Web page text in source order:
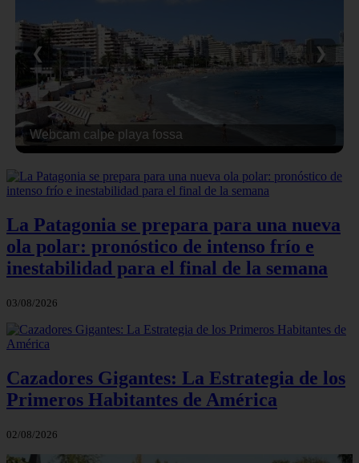
Webcam calpe playa fossa
❮ ❯
La Patagonia se prepara para una nueva
ola polar: pronóstico de intenso frío e
inestabilidad para el final de la semana
03/08/2026
Cazadores Gigantes: La Estrategia de los
Primeros Habitantes de América
02/08/2026